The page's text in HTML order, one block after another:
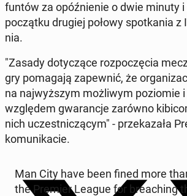
funtów za opóźnie­nie o dwie minuty
początku drugiej połowy spotka­nia
nia.
"Zasady doty­czące rozpoczę­cia
gry po­ma­ga­ją za­pewnić, że
na na­jwyższym możli­wym poziomie
wzglę­dem gwaranc­je zarówno
nich uczest­niczą­cym" - przekaza­ła
ko­mu­nika­cie.
Man City have been fined more
the Premier League for breach­ing